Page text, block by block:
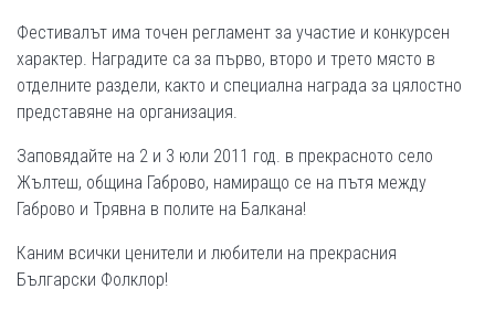
Фестивалът има точен регламент за участие и конкурсен
характер. Наградите са за първо, второ и трето място в
отделните раздели, както и специална награда за цялостно
представяне на организация.
Заповядайте на 2 и 3 юли 2011 год. в прекрасното село
Жълтеш, община Габрово, намиращо се на пътя между
Габрово и Трявна в полите на Балкана!
Каним всички ценители и любители на прекрасния
Български Фолклор!